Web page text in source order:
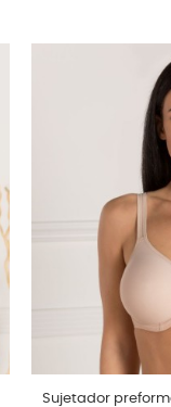
Talla
Sujetador